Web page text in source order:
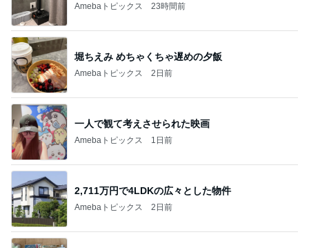
Amebaトピックス 23時間前
堀ちえみ めちゃくちゃ遅めの夕飯
Amebaトピックス 2日前
一人で観て考えさせられた映画
Amebaトピックス 1日前
2,711万円で4LDKの広々とした物件
Amebaトピックス 2日前